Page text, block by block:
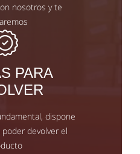
nosotros y te
PARA
dispone
devolver el